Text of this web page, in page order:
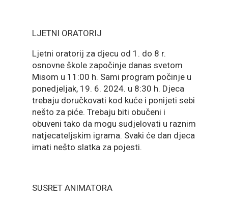
LJETNI ORATORIJ
Ljetni oratorij za djecu od 1. do 8 r.
osnovne škole započinje danas svetom
Misom u 11:00 h. Sami program počinje u
ponedjeljak, 19. 6. 2024. u 8:30 h. Djeca
trebaju doručkovati kod kuće i ponijeti sebi
nešto za piće. Trebaju biti obučeni i
obuveni tako da mogu sudjelovati u raznim
natjecateljskim igrama. Svaki će dan djeca
imati nešto slatka za pojesti.
SUSRET ANIMATORA